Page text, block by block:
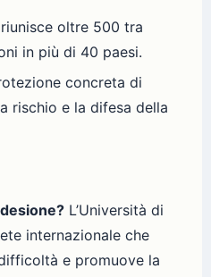
oltre 500 tra
in più di 40 paesi.
concreta di
rischio e la difesa della
L’Università di
internazionale che
e promuove la